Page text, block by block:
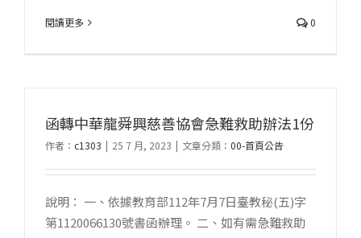
閱讀更多 0
函轉中華龍舜興慈善協會急難救助辦法1份
作者： c1303 | 25 7 月, 2023 | 文章分類： 00-首頁公告
說明： 一、依據教育部112年7月7日臺教秘(五)字
第1120066130號書函辦理。 二、如有需急難救助